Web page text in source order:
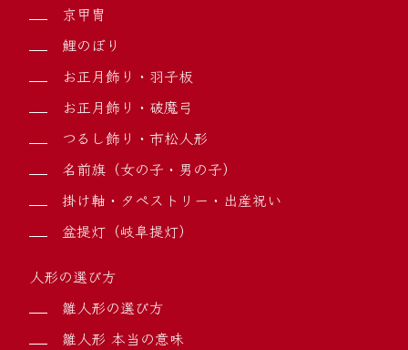
京甲冑
鯉のぼり
お正月飾り・羽子板
お正月飾り・破魔弓
つるし飾り・市松人形
名前旗（女の子・男の子）
掛け軸・タペストリー・出産祝い
盆提灯（岐阜提灯）
人形の選び方
雛人形の選び方
雛人形 本当の意味